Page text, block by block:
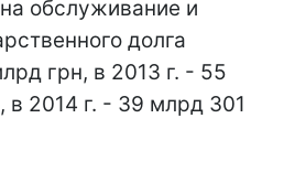
обслуживание и
долга
грн, в 2013 г. - 55
в 2014 г. - 39 млрд 301